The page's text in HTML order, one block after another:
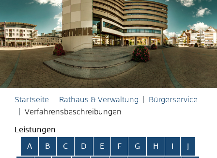
Startseite Rathaus & Verwaltung
Bürgerservice
Verfahrensbeschreibungen
Leistungen
Alphabetisches Register überspringen
A B C D E F G H